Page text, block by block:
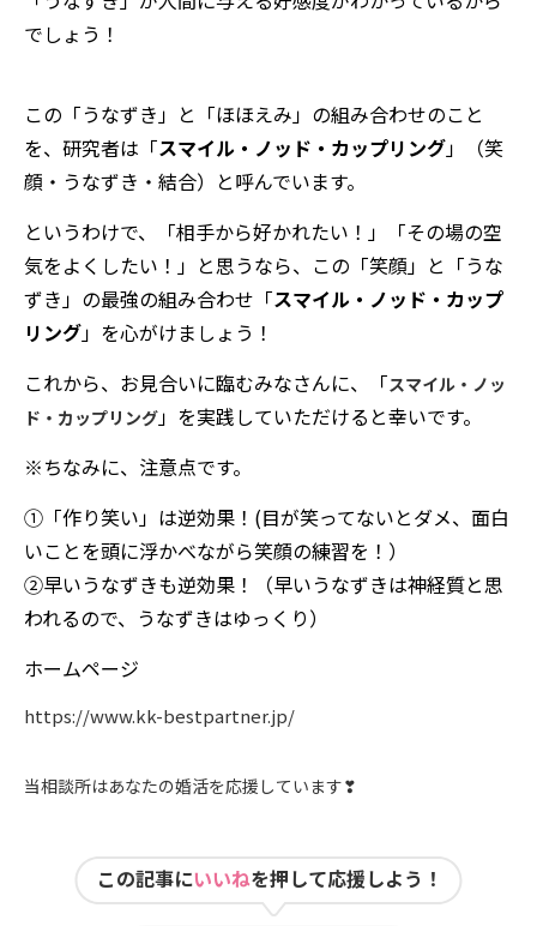
でしょう！
この「うなずき」と「ほほえみ」の組み合わせのこと
を、研究者は「スマイル・ノッド・カップリング」（笑
顔・うなずき・結合）と呼んでいます。
というわけで、「相手から好かれたい！」「その場の空
気をよくしたい！」と思うなら、この「笑顔」と「うな
ずき」の最強の組み合わせ「スマイル・ノッド・カップ
リング」を心がけましょう！
これから、お見合いに臨むみなさんに、「スマイル・ノッ
ド・カップリング」を実践していただけると幸いです。
※ちなみに、注意点です。
①「作り笑い」は逆効果！(目が笑ってないとダメ、面白
いことを頭に浮かべながら笑顔の練習を！）
②早いうなずきも逆効果！（早いうなずきは神経質と思
われるので、うなずきはゆっくり）
ホームページ
https://www.kk-bestpartner.jp/
当相談所はあなたの婚活を応援しています❣
この記事にいいねを押して応援しよう！